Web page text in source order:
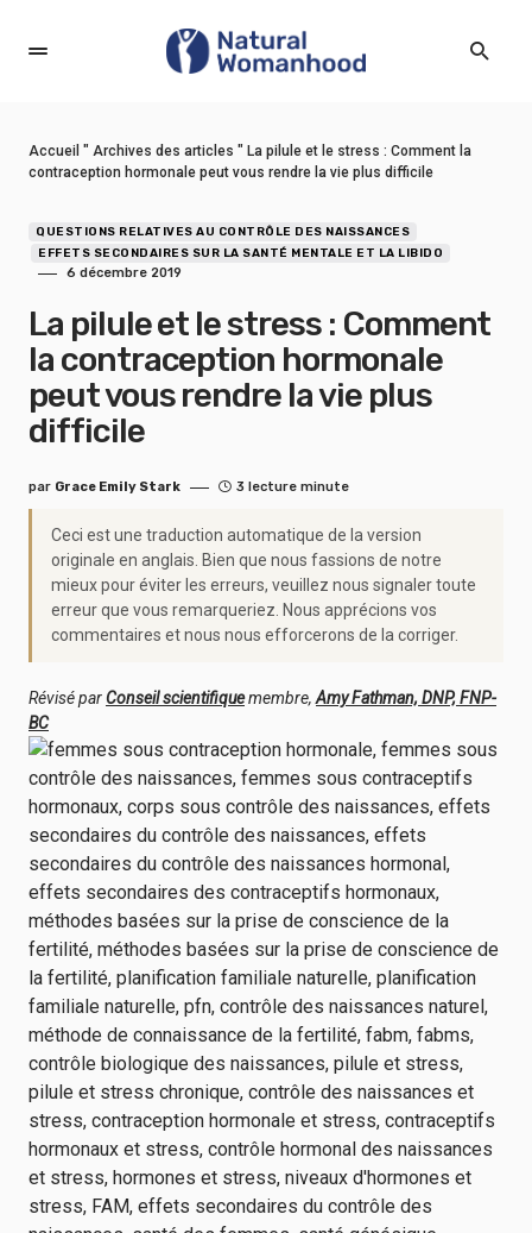
Accueil " Archives des articles " La pilule et le stress : Comment la
contraception hormonale peut vous rendre la vie plus difficile
QUESTIONS RELATIVES AU CONTRÔLE DES NAISSANCES
EFFETS SECONDAIRES SUR LA SANTÉ MENTALE ET LA LIBIDO
6 décembre 2019
La pilule et le stress : Comment
la contraception hormonale
peut vous rendre la vie plus
difficile
par Grace Emily Stark 3 lecture minute
Ceci est une traduction automatique de la version
originale en anglais. Bien que nous fassions de notre
mieux pour éviter les erreurs, veuillez nous signaler toute
erreur que vous remarqueriez. Nous apprécions vos
commentaires et nous nous efforcerons de la corriger.
Révisé parConseil scientifiquemembre, Amy Fathman, DNP, FNP-
BC